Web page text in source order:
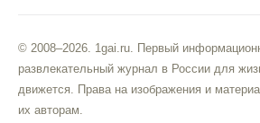
© 2008–2026. 1gai.ru. Первый
развлекательный журнал в России для
движется. Права на изображения и
их авторам.